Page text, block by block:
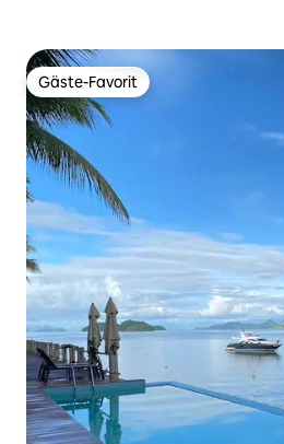
Gäste-Favorit
Gäste-Favorit